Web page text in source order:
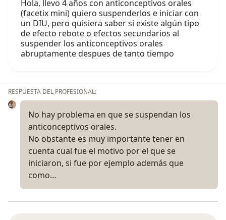
Hola, llevo 4 años con anticonceptivos orales
(facetix mini) quiero suspenderlos e iniciar con
un DIU, pero quisiera saber si existe algún tipo
de efecto rebote o efectos secundarios al
suspender los anticonceptivos orales
abruptamente despues de tanto tiempo
RESPUESTA DEL PROFESIONAL:
No hay problema en que se suspendan los
anticonceptivos orales.
No obstante es muy importante tener en
cuenta cual fue el motivo por el que se
iniciaron, si fue por ejemplo además que
como…